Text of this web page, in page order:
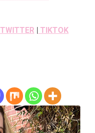
TWITTER | TIKTOK